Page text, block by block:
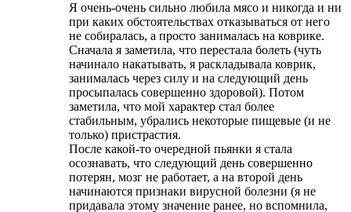
Я очень-очень сильно любила мясо и никогда и ни
при каких обстоятельствах отказываться от него
не собиралась, а просто занималась на коврике.
Сначала я заметила, что перестала болеть (чуть
начинало накатывать, я раскладывала коврик,
занималась через силу и на следующий день
просыпалась совершенно здоровой). Потом
заметила, что мой характер стал более
стабильным, убрались некоторые пищевые (и не
только) пристрастия.
После какой-то очередной пьянки я стала
осознавать, что следующий день совершенно
потерян, мозг не работает, а на второй день
начинаются признаки вирусной болезни (я не
придавала этому значение ранее, но вспомнила,